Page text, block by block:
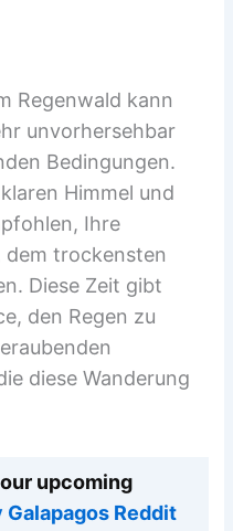
Regenwald kann
unvorhersehbar
Bedingungen.
Himmel und
Ihre
dem trockensten
Diese Zeit gibt
den Regen zu
diese Wanderung
upcoming
Galapagos Reddit